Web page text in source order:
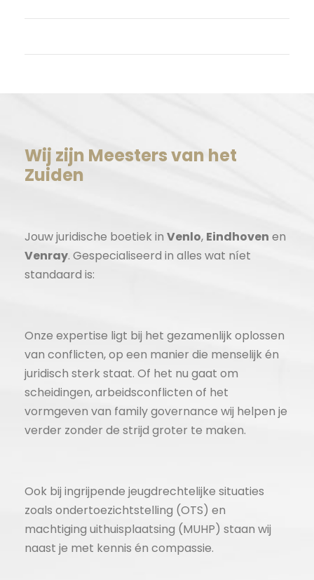
Wij zijn Meesters van het
Zuiden
Jouw juridische boetiek in Venlo, Eindhoven en
Venray. Gespecialiseerd in alles wat níet
standaard is:
Onze expertise ligt bij het gezamenlijk oplossen
van conflicten, op een manier die menselijk én
juridisch sterk staat. Of het nu gaat om
scheidingen, arbeidsconflicten of het
vormgeven van family governance wij helpen je
verder zonder de strijd groter te maken.
Ook bij ingrijpende jeugdrechtelijke situaties
zoals ondertoezichtstelling (OTS) en
machtiging uithuisplaatsing (MUHP) staan wij
naast je met kennis én compassie.